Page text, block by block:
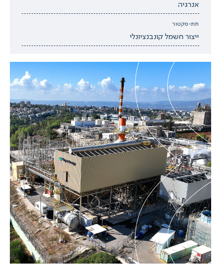
אנרגיה
תת-סקטור
ייצור חשמל קונבנציונלי